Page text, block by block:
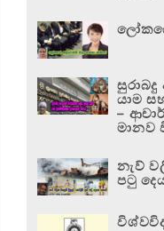
යාම
–
මානව
නැව්
පටු